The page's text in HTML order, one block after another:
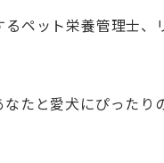
ペット栄養管理士
たと愛犬にぴったり